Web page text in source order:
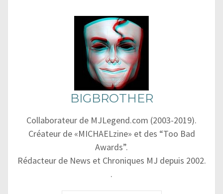
BIGBROTHER
Collaborateur de MJLegend.com (2003-2019).
Créateur de «MICHAELzine» et des “Too Bad
Awards”.
Rédacteur de News et Chroniques MJ depuis 2002.
.